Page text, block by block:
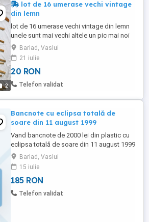
2
lot de 16 umerase vechi vintage
din lemn
lot de 16 umerase vechi vintage din lemn
unele sunt mai vechi altele un pic mai noi
unele sunt mai de top altele sunt mai
basic sunt in starea care se vede le trimit
ambulate responsabil le vand doar
impreuna la un pret total final de 20 de lei
trimit in tara prin posta sau curieri vizitati
Barlad, Vaslui
21 iulie
20 RON
Telefon validat
Bancnote cu eclipsa totală de
soare din 11 august 1999
Vand bancnote de 2000 lei din plastic cu
eclipsa totală de soare din 11 august 1999
,în stare perfecta-185 ron .
Barlad, Vaslui
15 iulie
185 RON
Telefon validat